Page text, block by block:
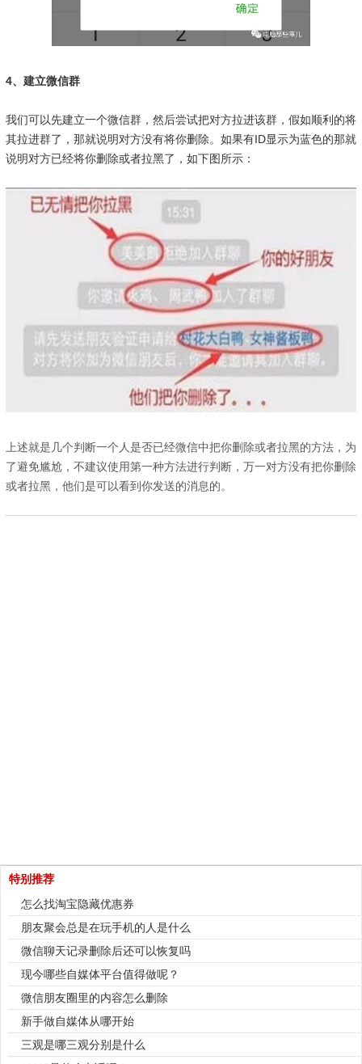
4、建立微信群
我们可以先建立一个微信群，然后尝试把对方拉进该群，假如顺利的将
其拉进群了，那就说明对方没有将你删除。如果有ID显示为蓝色的那就
说明对方已经将你删除或者拉黑了，如下图所示：
上述就是几个判断一个人是否已经微信中把你删除或者拉黑的方法，为
了避免尴尬，不建议使用第一种方法进行判断，万一对方没有把你删除
或者拉黑，他们是可以看到你发送的消息的。
特别推荐
怎么找淘宝隐藏优惠券
朋友聚会总是在玩手机的人是什么
微信聊天记录删除后还可以恢复吗
现今哪些自媒体平台值得做呢？
微信朋友圈里的内容怎么删除
新手做自媒体从哪开始
三观是哪三观分别是什么